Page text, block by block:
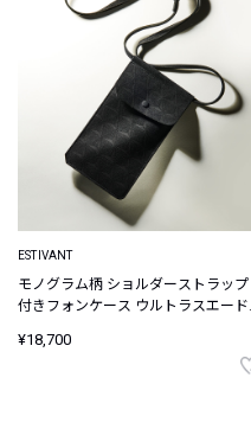
ESTIVANT
モノグラム柄 ショルダーストラップ
付きフォンケース ウルトラスエード
¥18,700